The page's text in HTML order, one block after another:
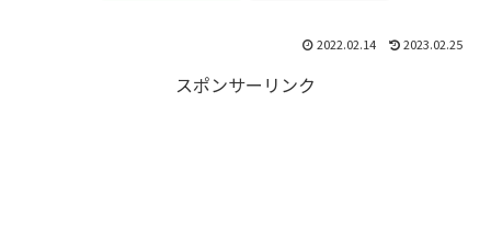
2022.02.14 2023.02.25
スポンサーリンク